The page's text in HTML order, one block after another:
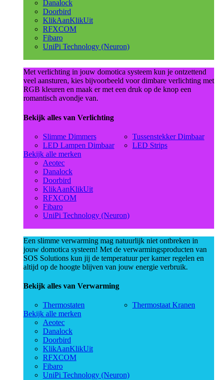
Danalock
Doorbird
KlikAanKlikUit
RFXCOM
Fibaro
UniPi Technology (Neuron)
Met verlichting in jouw domotica systeem kun je ontzettend
veel aansturen, kies bijvoorbeeld voor dimbare verlichting met
RGB kleuren en maak er met een druk op de knop een
romantisch avondje van.
Bekijk alles van Verlichting
Slimme Dimmers
LED Lampen Dimbaar
Tussenstekker Dimbaar
LED Strips
Bekijk alle merken
Aeotec
Danalock
Doorbird
KlikAanKlikUit
RFXCOM
Fibaro
UniPi Technology (Neuron)
Een slimme verwarming mag natuurlijk niet ontbreken in
jouw domotica systeem! Met de verwarmingsproducten van
SOS Solutions kun jij de temperatuur per kamer regelen en
altijd op de hoogte blijven van jouw energie verbruik.
Bekijk alles van Verwarming
Thermostaten
Thermostaat Kranen
Bekijk alle merken
Aeotec
Danalock
Doorbird
KlikAanKlikUit
RFXCOM
Fibaro
UniPi Technology (Neuron)